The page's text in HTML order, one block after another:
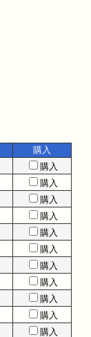
購入
購入
購入
購入
購入
購入
購入
購入
購入
購入
購入
購入